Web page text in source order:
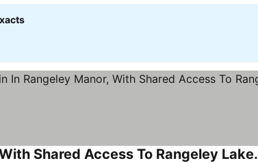
Shared Access To Rangeley Lake.